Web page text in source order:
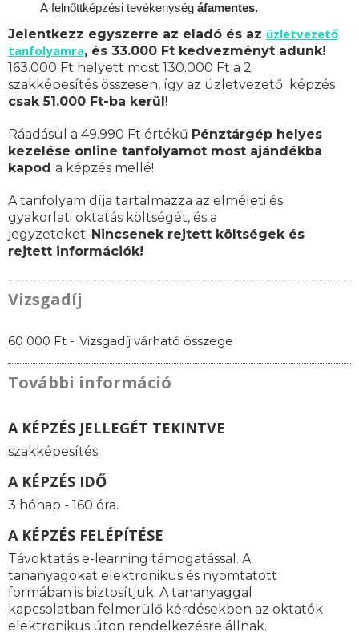
A felnőttképzési tevékenység áfamentes.
Jelentkezz egyszerre az eladó és az üzletvezető
tanfolyamra, és 33.000 Ft kedvezményt adunk!
163.000 Ft helyett most 130.000 Ft a 2
szakképesítés összesen, így az üzletvezető képzés
csak 51.000 Ft-ba kerül !
Ráadásul a 49.990 Ft értékű Pénztárgép helyes
kezelése online tanfolyamot most ajándékba
kapod a képzés mellé!
A tanfolyam díja tartalmazza az elméleti és
gyakorlati oktatás költségét, és a
jegyzeteket. Nincsenek rejtett költségek és
rejtett információk!
Vizsgadíj
60 000 Ft - Vizsgadíj várható összege
További információ
A KÉPZÉS JELLEGÉT TEKINTVE
szakképesítés
A KÉPZÉS IDŐ
3 hónap - 160 óra.
A KÉPZÉS FELÉPÍTÉSE
Távoktatás e-learning támogatással. A
tananyagokat elektronikus és nyomtatott
formában is biztosítjuk. A tananyaggal
kapcsolatban felmerülő kérdésekben az oktatók
elektronikus úton rendelkezésre állnak.